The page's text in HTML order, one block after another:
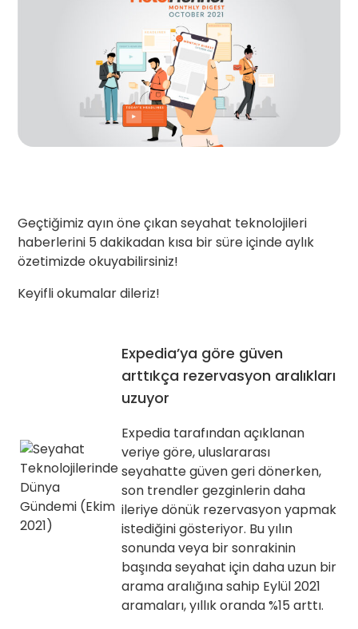
Geçtiğimiz ayın öne çıkan seyahat teknolojileri
haberlerini 5 dakikadan kısa bir süre içinde aylık
özetimizde okuyabilirsiniz!
Keyifli okumalar dileriz!
Expedia’ya göre güven
arttıkça rezervasyon aralıkları
uzuyor
Expedia tarafından açıklanan
veriye göre, uluslararası
seyahatte güven geri dönerken,
son trendler gezginlerin daha
ileriye dönük rezervasyon yapmak
istediğini gösteriyor. Bu yılın
sonunda veya bir sonrakinin
başında seyahat için daha uzun bir
arama aralığına sahip Eylül 2021
aramaları, yıllık oranda %15 arttı.